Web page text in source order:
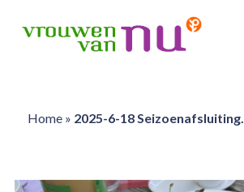
Home» 2025-6-18 Seizoenafsluiting.